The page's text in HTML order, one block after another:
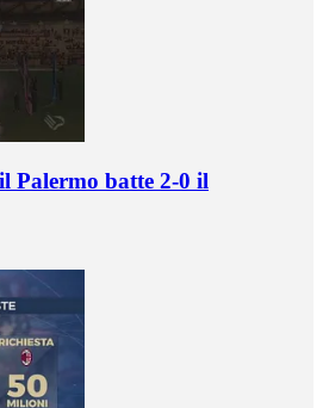
Palermo batte 2-0 il